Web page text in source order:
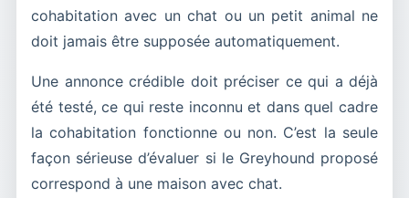
cohabitation avec un chat ou un petit animal ne
doit jamais être supposée automatiquement.
Une annonce crédible doit préciser ce qui a déjà
été testé, ce qui reste inconnu et dans quel cadre
la cohabitation fonctionne ou non. C’est la seule
façon sérieuse d’évaluer si le Greyhound proposé
correspond à une maison avec chat.